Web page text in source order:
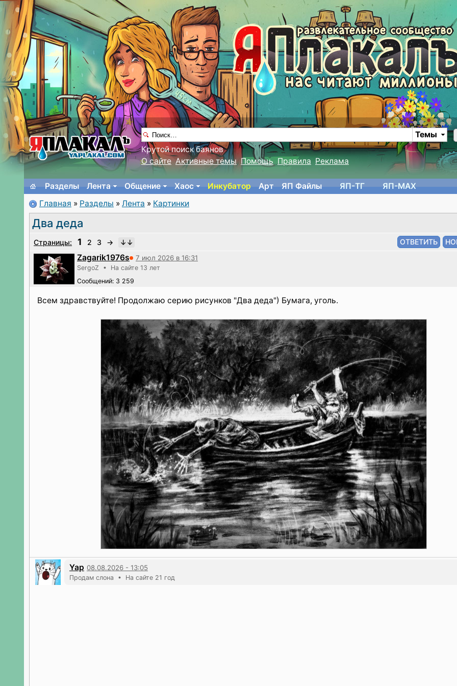
Темы
Крутой поиск баянов
О сайте Активные темы Помощь Правила Реклама
Разделы Лента Общение Хаос Инкубатор Арт ЯП Файлы ЯП-TГ
ЯП-MAX
Главная » Разделы » Лента » Картинки
Два деда
Страницы: 1 2 3 →
Zagarik1976s 7 июл 2026 в 16:31
SergoZ • На сайте 13 лет
Сообщений: 3 259
Всем здравствуйте! Продолжаю серию рисунков "Два деда") Бумага, уголь.
Yap 08.08.2026 - 13:05
Продам слона • На сайте 21 год